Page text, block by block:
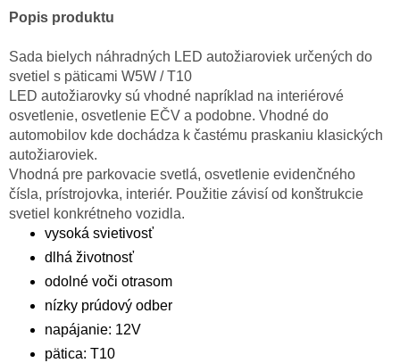
Popis produktu
Sada bielych náhradných LED autožiaroviek určených do
svetiel s päticami W5W / T10
LED autožiarovky sú vhodné napríklad na interiérové
osvetlenie, osvetlenie EČV a podobne. Vhodné do
automobilov kde dochádza k častému praskaniu klasických
autožiaroviek.
Vhodná pre parkovacie svetlá, osvetlenie evidenčného
čísla, prístrojovka, interiér. Použitie závisí od konštrukcie
svetiel konkrétneho vozidla.
vysoká svietivosť
dlhá životnosť
odolné voči otrasom
nízky prúdový odber
napájanie: 12V
pätica: T10